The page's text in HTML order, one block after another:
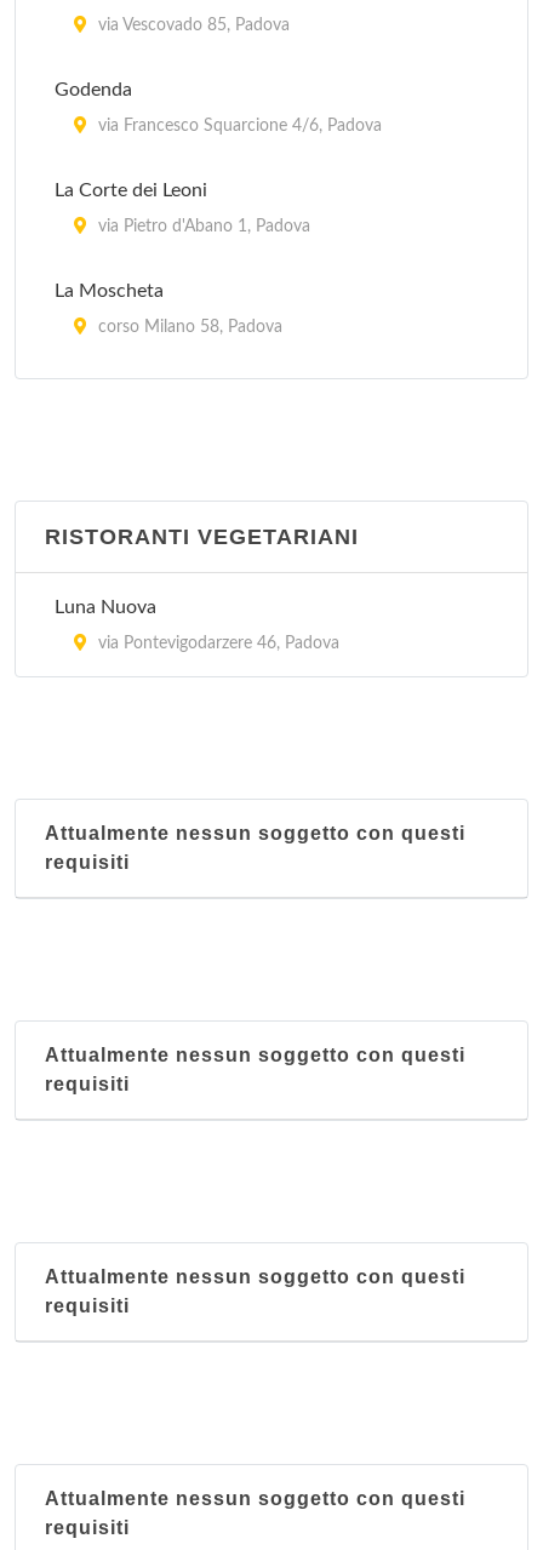
via del Santo 113, Padova
corso Milano 22, Padova
via Vescovado 85, Padova
Godenda
via Francesco Squarcione 4/6, Padova
La Corte dei Leoni
via Pietro d'Abano 1, Padova
La Moscheta
corso Milano 58, Padova
piazza Cavour 15, Padova
RISTORANTI VEGETARIANI
Luna Nuova
via Pontevigodarzere 46, Padova
Attualmente nessun soggetto con questi
requisiti
Attualmente nessun soggetto con questi
requisiti
Attualmente nessun soggetto con questi
requisiti
Attualmente nessun soggetto con questi
requisiti